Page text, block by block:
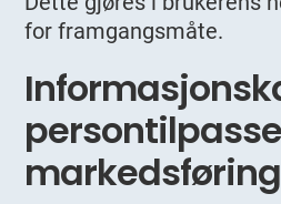
for framgangsmåte.
markedsføring